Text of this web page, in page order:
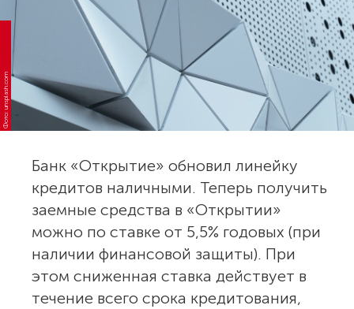
Фото: unsplash.com
Банк «Открытие» обновил линейку
кредитов наличными. Теперь получить
заемные средства в «Открытии»
можно по ставке от 5,5% годовых (при
наличии финансовой защиты). При
этом сниженная ставка действует в
течение всего срока кредитования,